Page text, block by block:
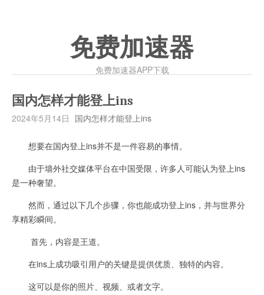
免费加速器
免费加速器APP下载
国内怎样才能登上ins
2024年5月14日 国内怎样才能登上ins
想要在国内登上ins并不是一件容易的事情。
由于墙外社交媒体平台在中国受限，许多人可能认为登上ins
是一种奢望。
然而，通过以下几个步骤，你也能成功登上ins，并与世界分
享精彩瞬间。
首先，内容是王道。
在ins上成功吸引用户的关键是提供优质、独特的内容。
这可以是你的照片、视频、或者文字。